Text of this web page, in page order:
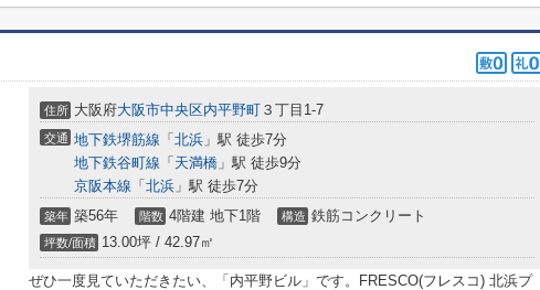
住所 大阪府大阪市中央区内平野町 ３丁目1-7
交通 地下鉄堺筋線 「 北浜 」駅 徒歩7分
地下鉄谷町線 「 天満橋 」駅 徒歩9分
京阪本線 「 北浜 」駅 徒歩7分
築年 築56年 階数 4階建 地下1階 構造 鉄筋コンクリート
坪数/面積 13.00坪 / 42.97㎡
ぜひ一度見ていただきたい、「内平野ビル」です。FRESCO(フレスコ) 北浜プ